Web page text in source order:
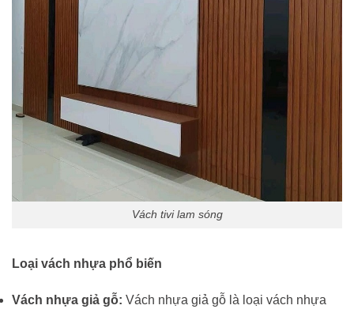
Vách tivi lam sóng
Loại vách nhựa phổ biến
Vách nhựa giả gỗ: Vách nhựa giả gỗ là loại vách nhựa